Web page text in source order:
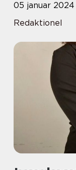
05 januar 2024
Redaktionel